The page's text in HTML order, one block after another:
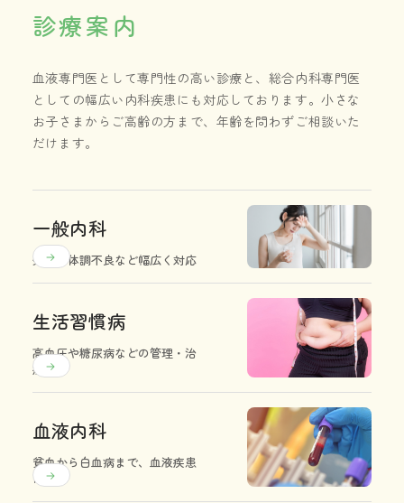
診療案内
血液専門医として専門性の高い診療と、総合内科専門医
としての幅広い内科疾患にも対応しております。小さな
お子さまからご高齢の方まで、年齢を問わずご相談いた
だけます。
一般内科
発熱や体調不良など幅広く対応
生活習慣病
高血圧や糖尿病などの管理・治
療
血液内科
貧血から白血病まで、血液疾患
に対応